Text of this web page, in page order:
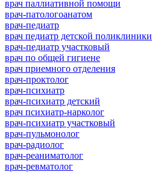
врач паллиативной помощи
врач-патологоанатом
врач-педиатр
врач педиатр детской поликлиники
врач-педиатр участковый
врач по общей гигиене
врач приемного отделения
врач-проктолог
врач-психиатр
врач-психиатр детский
врач психиатр-нарколог
врач-психиатр участковый
врач-пульмонолог
врач-радиолог
врач-реаниматолог
врач-ревматолог